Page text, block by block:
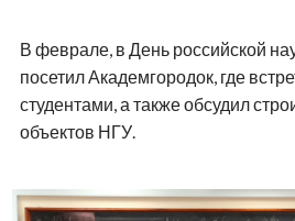
В феврале, в День российской
посетил Академгородок, где
студентами, а также обсудил
объектов НГУ.